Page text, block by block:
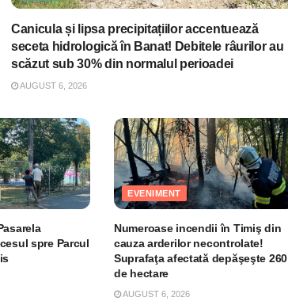
Canicula și lipsa precipitațiilor accentuează
seceta hidrologică în Banat! Debitele râurilor au
scăzut sub 30% din normalul perioadei
AUGUST 6, 2026
spre Parcul
EVENIMENT
Numeroase incendii în Timiş din
cauza arderilor necontrolate!
Suprafaţa afectată depăşeşte 260
de hectare
AUGUST 6, 2026